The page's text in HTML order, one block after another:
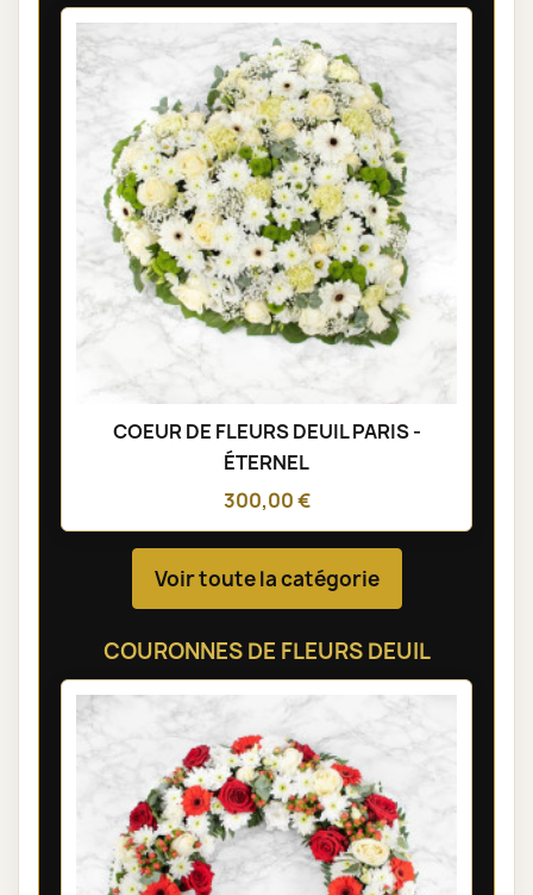
COEUR DE FLEURS DEUIL PARIS -
ÉTERNEL
300,00 €
Voir toute la catégorie
COURONNES DE FLEURS DEUIL